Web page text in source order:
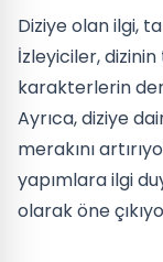
Diziye olan ilgi,
İzleyiciler,
karakterlerin
Ayrıca, diziye
merakını
yapımlara ilgi
olarak öne